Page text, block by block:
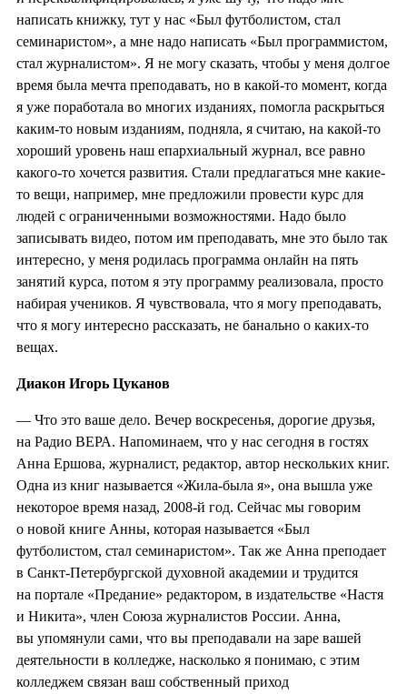
написать книжку, тут у нас «Был футболистом, стал
семинаристом», а мне надо написать «Был программистом,
стал журналистом». Я не могу сказать, чтобы у меня долгое
время была мечта преподавать, но в какой-то момент, когда
я уже поработала во многих изданиях, помогла раскрыться
каким-то новым изданиям, подняла, я считаю, на какой-то
хороший уровень наш епархиальный журнал, все равно
какого-то хочется развития. Стали предлагаться мне какие-
то вещи, например, мне предложили провести курс для
людей с ограниченными возможностями. Надо было
записывать видео, потом им преподавать, мне это было так
интересно, у меня родилась программа онлайн на пять
занятий курса, потом я эту программу реализовала, просто
набирая учеников. Я чувствовала, что я могу преподавать,
что я могу интересно рассказать, не банально о каких-то
вещах.
Диакон Игорь Цуканов
— Что это ваше дело. Вечер воскресенья, дорогие друзья,
на Радио ВЕРА. Напоминаем, что у нас сегодня в гостях
Анна Ершова, журналист, редактор, автор нескольких книг.
Одна из книг называется «Жила-была я», она вышла уже
некоторое время назад, 2008-й год. Сейчас мы говорим
о новой книге Анны, которая называется «Был
футболистом, стал семинаристом». Так же Анна преподает
в Санкт-Петербургской духовной академии и трудится
на портале «Предание» редактором, в издательстве «Настя
и Никита», член Союза журналистов России. Анна,
вы упомянули сами, что вы преподавали на заре вашей
деятельности в колледже, насколько я понимаю, с этим
колледжем связан ваш собственный приход